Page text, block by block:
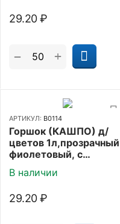
29.20 ₽
+
−
АРТИКУЛ: В0114
Горшок (КАШПО) д/
цветов 1л,прозрачный
фиолетовый, с
поддоном
В наличии
29.20 ₽